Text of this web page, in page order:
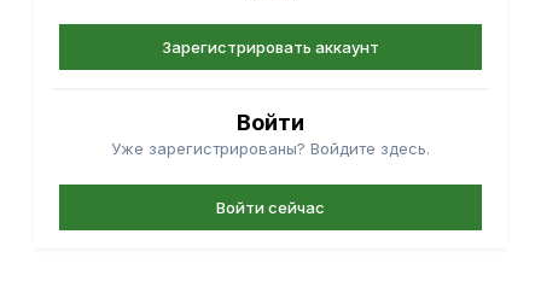
Зарегистрировать аккаунт
Войти
Уже зарегистрированы? Войдите здесь.
Войти сейчас